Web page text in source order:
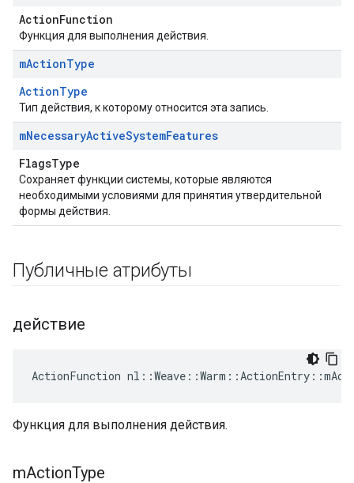
ActionFunction
Функция для выполнения действия.
mActionType
ActionType
Тип действия, к которому относится эта запись.
mNecessaryActiveSystemFeatures
FlagsType
Сохраняет функции системы, которые являются
необходимыми условиями для принятия утвердительной
формы действия.
Публичные атрибуты
действие
ActionFunction
Функция для выполнения действия.
mActionType